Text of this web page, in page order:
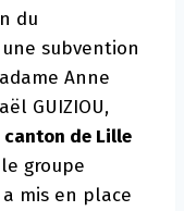
du
subvention
Anne
GUIZIOU,
de Lille
groupe
a mis en place